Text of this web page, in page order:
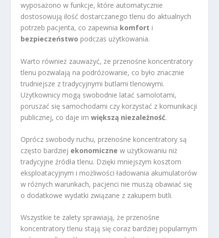
wyposażono w funkcje, które automatycznie
dostosowują ilość dostarczanego tlenu do aktualnych
potrzeb pacjenta, co zapewnia komfort i
bezpieczeństwo podczas użytkowania.
Warto również zauważyć, że przenośne koncentratory
tlenu pozwalają na podróżowanie, co było znacznie
trudniejsze z tradycyjnymi butlami tlenowymi.
Użytkownicy mogą swobodnie latać samolotami,
poruszać się samochodami czy korzystać z komunikacji
publicznej, co daje imwiększą niezależność.
Oprócz swobody ruchu, przenośne koncentratory są
często bardziej ekonomiczne w użytkowaniu niż
tradycyjne źródła tlenu. Dzięki mniejszym kosztom
eksploatacyjnym i możliwości ładowania akumulatorów
w różnych warunkach, pacjenci nie muszą obawiać się
o dodatkowe wydatki związane z zakupem butli.
Wszystkie te zalety sprawiają, że przenośne
koncentratory tlenu stają się coraz bardziej popularnym